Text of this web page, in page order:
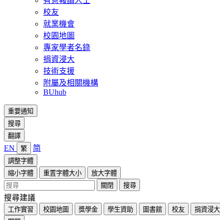
校友
就業機會
校園地圖
專家學者名錄
捐資浸大
技術支援
附屬及相關機構
BUhub
重要通知
搜尋
翻譯
EN 繁 简
調整字體
縮小字體
重置字體大小
放大字體
關閉
搜尋
搜尋建議
工作實習 校園地圖 獎學金 學生資助 圖書館 校友 捐資浸大